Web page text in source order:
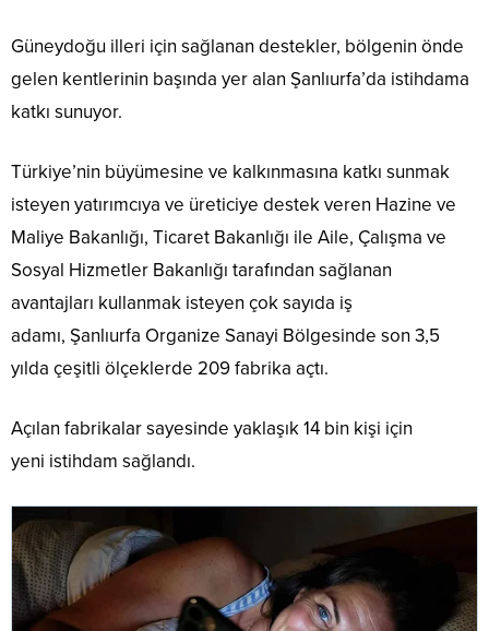
Güneydoğu illeri için sağlanan destekler, bölgenin önde
gelen kentlerinin başında yer alan Şanlıurfa’da istihdama
katkı sunuyor.
Türkiye’nin büyümesine ve kalkınmasına katkı sunmak
isteyen yatırımcıya ve üreticiye destek veren Hazine ve
Maliye Bakanlığı, Ticaret Bakanlığı ile Aile, Çalışma ve
Sosyal Hizmetler Bakanlığı tarafından sağlanan
avantajları kullanmak isteyen çok sayıda iş
adamı, Şanlıurfa Organize Sanayi Bölgesinde son 3,5
yılda çeşitli ölçeklerde 209 fabrika açtı.
Açılan fabrikalar sayesinde yaklaşık 14 bin kişi için
yeni istihdam sağlandı.